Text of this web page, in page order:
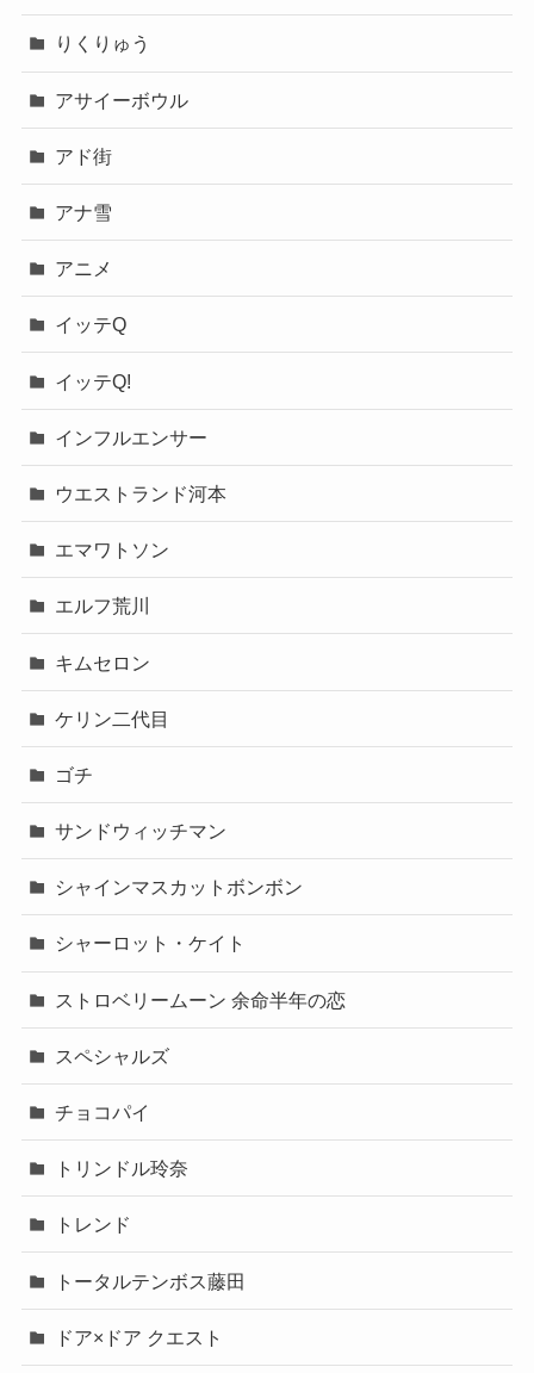
りくりゅう
アサイーボウル
アド街
アナ雪
アニメ
イッテQ
イッテQ!
インフルエンサー
ウエストランド河本
エマワトソン
エルフ荒川
キムセロン
ケリン二代目
ゴチ
サンドウィッチマン
シャインマスカットボンボン
シャーロット・ケイト
ストロベリームーン 余命半年の恋
スペシャルズ
チョコパイ
トリンドル玲奈
トレンド
トータルテンボス藤田
ドア×ドア クエスト